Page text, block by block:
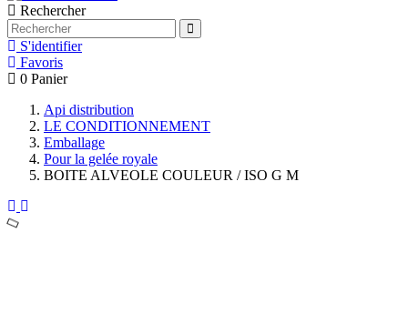
Rechercher
S'identifier
Favoris
0 Panier
Api distribution
LE CONDITIONNEMENT
Emballage
Pour la gelée royale
BOITE ALVEOLE COULEUR / ISO G M